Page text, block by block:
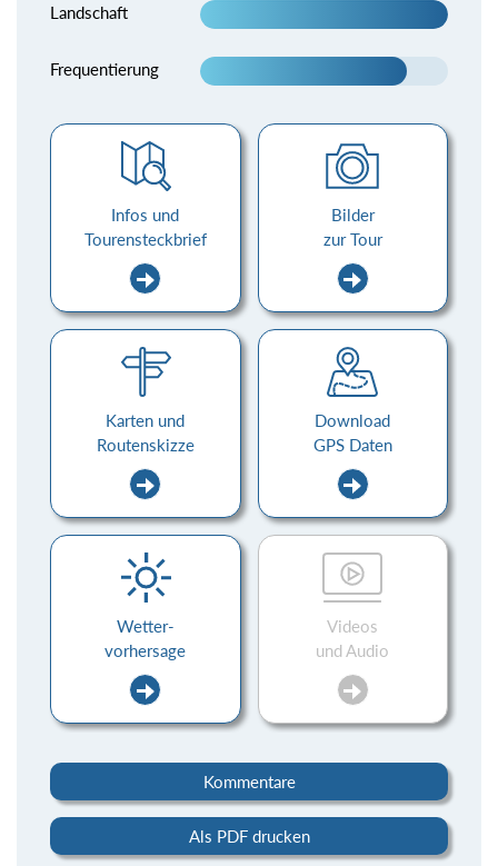
Landschaft
Frequentierung
Infos und
Tourensteckbrief
Bilder
zur Tour
Karten und
Routenskizze
Download
GPS Daten
Wetter-
vorhersage
Videos
und Audio
Kommentare
Als PDF drucken